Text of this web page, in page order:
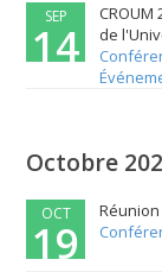
SEP
14
de
Octobre
OCT
19